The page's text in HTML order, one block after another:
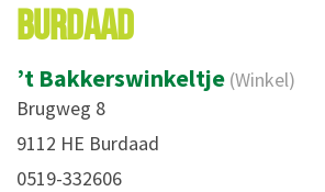
BURDAAD
’t Bakkerswinkeltje (Winkel)
Brugweg 8
9112 HE Burdaad
0519-332606 